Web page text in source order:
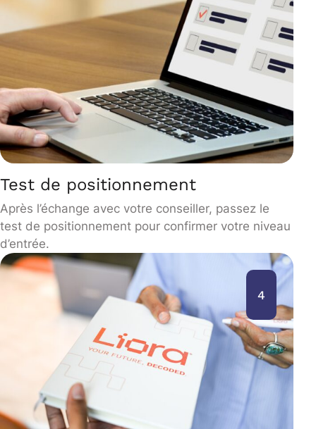
Test de positionnement
Après l’échange avec votre conseiller, passez le
test de positionnement pour confirmer votre niveau
d’entrée.
4